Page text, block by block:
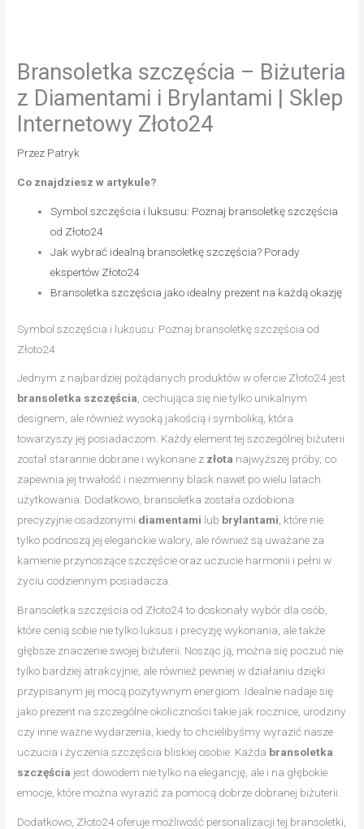
Bransoletka szczęścia – Biżuteria
z Diamentami i Brylantami | Sklep
Internetowy Złoto24
Przez Patryk
Co znajdziesz w artykule?
Symbol szczęścia i luksusu: Poznaj bransoletkę szczęścia
od Złoto24
Jak wybrać idealną bransoletkę szczęścia? Porady
ekspertów Złoto24
Bransoletka szczęścia jako idealny prezent na każdą okazję
Symbol szczęścia i luksusu: Poznaj bransoletkę szczęścia od
Złoto24
Jednym z najbardziej pożądanych produktów w ofercie Złoto24 jest
bransoletka szczęścia , cechująca się nie tylko unikalnym
designem, ale również wysoką jakością i symboliką, która
towarzyszy jej posiadaczom. Każdy element tej szczególnej biżuterii
został starannie dobrane i wykonane z złota najwyższej próby, co
zapewnia jej trwałość i niezmienny blask nawet po wielu latach
użytkowania. Dodatkowo, bransoletka została ozdobiona
precyzyjnie osadzonymi diamentami lub brylantami , które nie
tylko podnoszą jej eleganckie walory, ale również są uważane za
kamienie przynoszące szczęście oraz uczucie harmonii i pełni w
życiu codziennym posiadacza.
Bransoletka szczęścia od Złoto24 to doskonały wybór dla osób,
które cenią sobie nie tylko luksus i precyzję wykonania, ale także
głębsze znaczenie swojej biżuterii. Nosząc ją, można się poczuć nie
tylko bardziej atrakcyjnie, ale również pewniej w działaniu dzięki
przypisanym jej mocą pozytywnym energiom. Idealnie nadaje się
jako prezent na szczególne okoliczności takie jak rocznice, urodziny
czy inne ważne wydarzenia, kiedy to chcielibyśmy wyrazić nasze
uczucia i życzenia szczęścia bliskiej osobie. Każda bransoletka
szczęścia jest dowodem nie tylko na elegancję, ale i na głębokie
emocje, które można wyrazić za pomocą dobrze dobranej biżuterii.
Dodatkowo, Złoto24 oferuje możliwość personalizacji tej bransoletki,